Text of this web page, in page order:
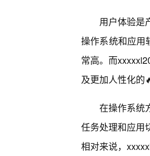
用户体验是
操作系统和应用
常高。而
及更加人性化的
在操作系统
任务处理和应用
相对来说，